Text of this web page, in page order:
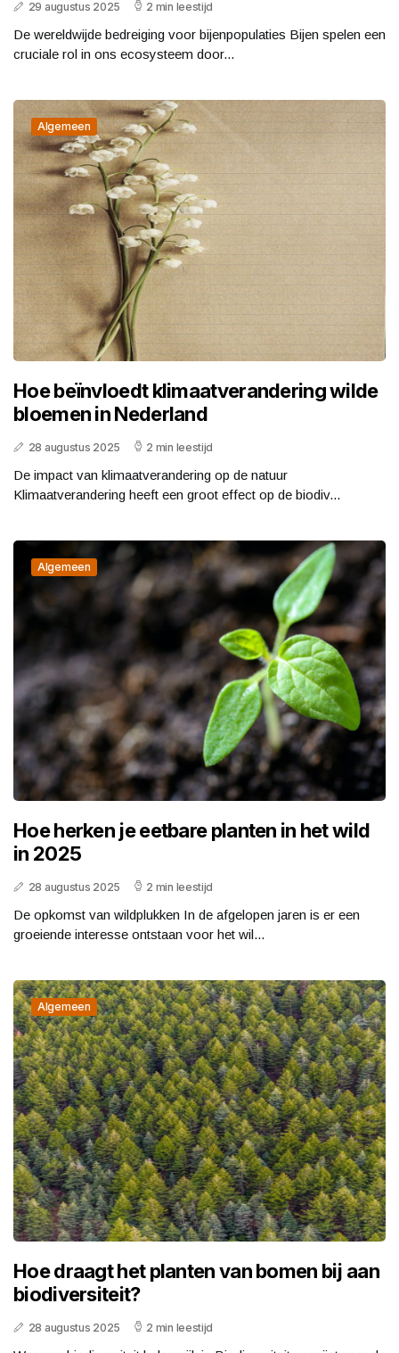
29 augustus 2025 2 min leestijd
De wereldwijde bedreiging voor bijenpopulaties Bijen spelen een
cruciale rol in ons ecosysteem door...
Algemeen
Hoe beïnvloedt klimaatverandering wilde
bloemen in Nederland
28 augustus 2025 2 min leestijd
De impact van klimaatverandering op de natuur
Klimaatverandering heeft een groot effect op de biodiv...
Algemeen
Hoe herken je eetbare planten in het wild
in 2025
28 augustus 2025 2 min leestijd
De opkomst van wildplukken In de afgelopen jaren is er een
groeiende interesse ontstaan voor het wil...
Algemeen
Hoe draagt het planten van bomen bij aan
biodiversiteit?
28 augustus 2025 2 min leestijd